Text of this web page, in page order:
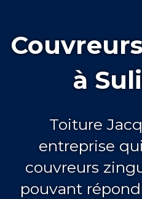
à
Toiture
entreprise
couvreurs
pouvant